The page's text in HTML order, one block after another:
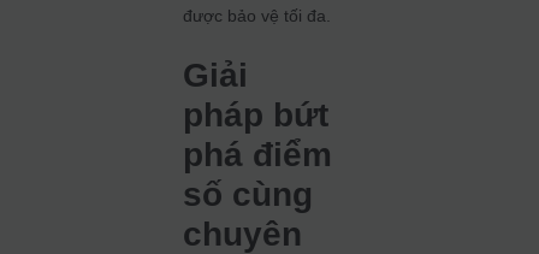
được bảo vệ tối đa.
Giải
pháp bứt
phá điểm
số cùng
chuyên